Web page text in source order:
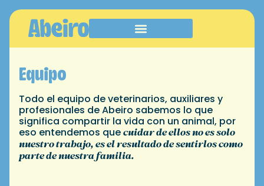
Equipo
Todo el equipo de veterinarios, auxiliares y
profesionales de Abeiro sabemos lo que
significa compartir la vida con un animal, por
eso entendemos quecuidar de ellos no es solo
nuestro trabajo, es el resultado de sentirlos como
parte de nuestra familia.